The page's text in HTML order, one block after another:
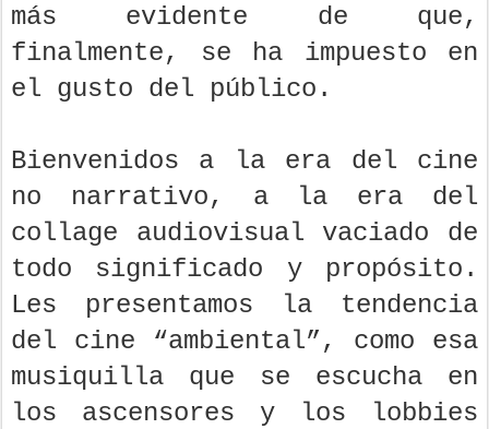
más evidente de que,
finalmente, se ha impuesto en
el gusto del público.
Bienvenidos a la era del cine
no narrativo, a la era del
collage audiovisual vaciado de
todo significado y propósito.
Les presentamos la tendencia
del cine “ambiental”, como esa
musiquilla que se escucha en
los ascensores y los lobbies